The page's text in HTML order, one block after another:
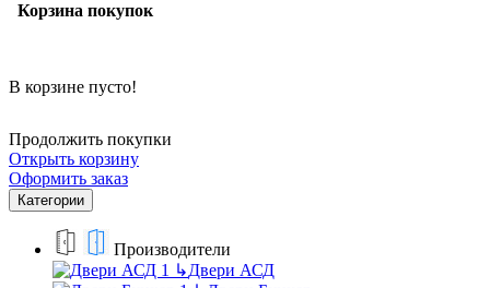
Корзина покупок
В корзине пусто!
Продолжить покупки
Открыть корзину
Оформить заказ
Категории
Производители
↳Двери АСД